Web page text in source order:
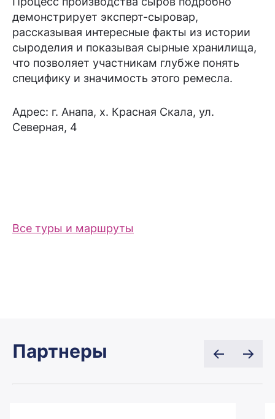
демонстрирует эксперт-сыровар,
рассказывая интересные факты из истории
сыроделия и показывая сырные хранилища,
что позволяет участникам глубже понять
специфику и значимость этого ремесла.
Адрес: г. Анапа, х. Красная Скала, ул.
Северная, 4
Все туры и маршруты
Партнеры